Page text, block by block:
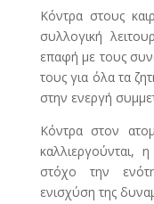
Κόντρα στους
συλλογική
επαφή με τους
τους για όλα τα
στην ενεργή
Κόντρα στον
καλλιεργούνται,
στόχο την
ενισχύση της